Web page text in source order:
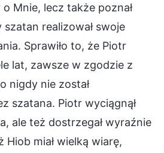
Mnie, lecz także poznał
realizował swoje
Sprawiło to, że Piotr
lat, zawsze w zgodzie z
nigdy nie został
szatana. Piotr wyciągnął
ale też dostrzegał wyraźnie
Hiob miał wielką wiarę,